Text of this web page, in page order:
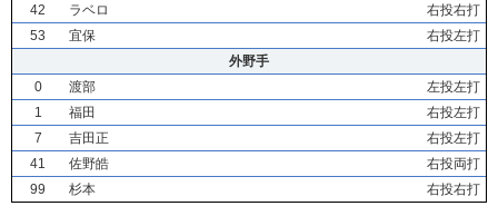
42
ラベロ
右投右打
53
宜保
右投左打
外野手
0
渡部
左投左打
1
福田
右投左打
7
吉田正
右投左打
41
佐野皓
右投両打
99
杉本 右投右打